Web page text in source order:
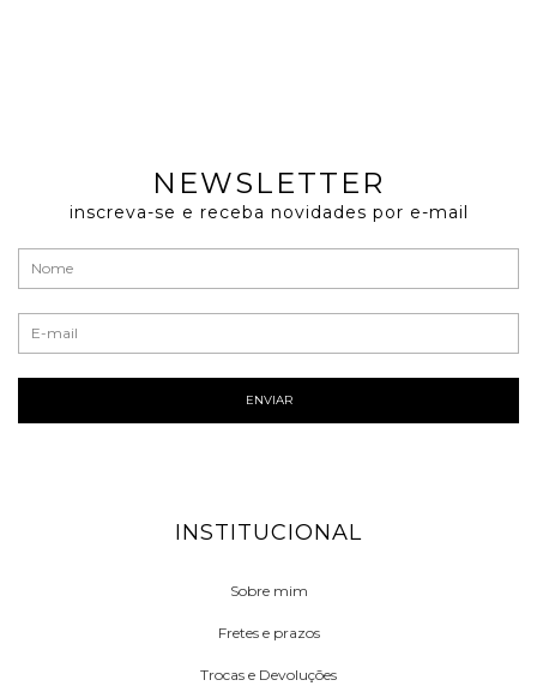
NEWSLETTER
inscreva-se e receba novidades por e-mail
INSTITUCIONAL
Sobre mim
Fretes e prazos
Trocas e Devoluções